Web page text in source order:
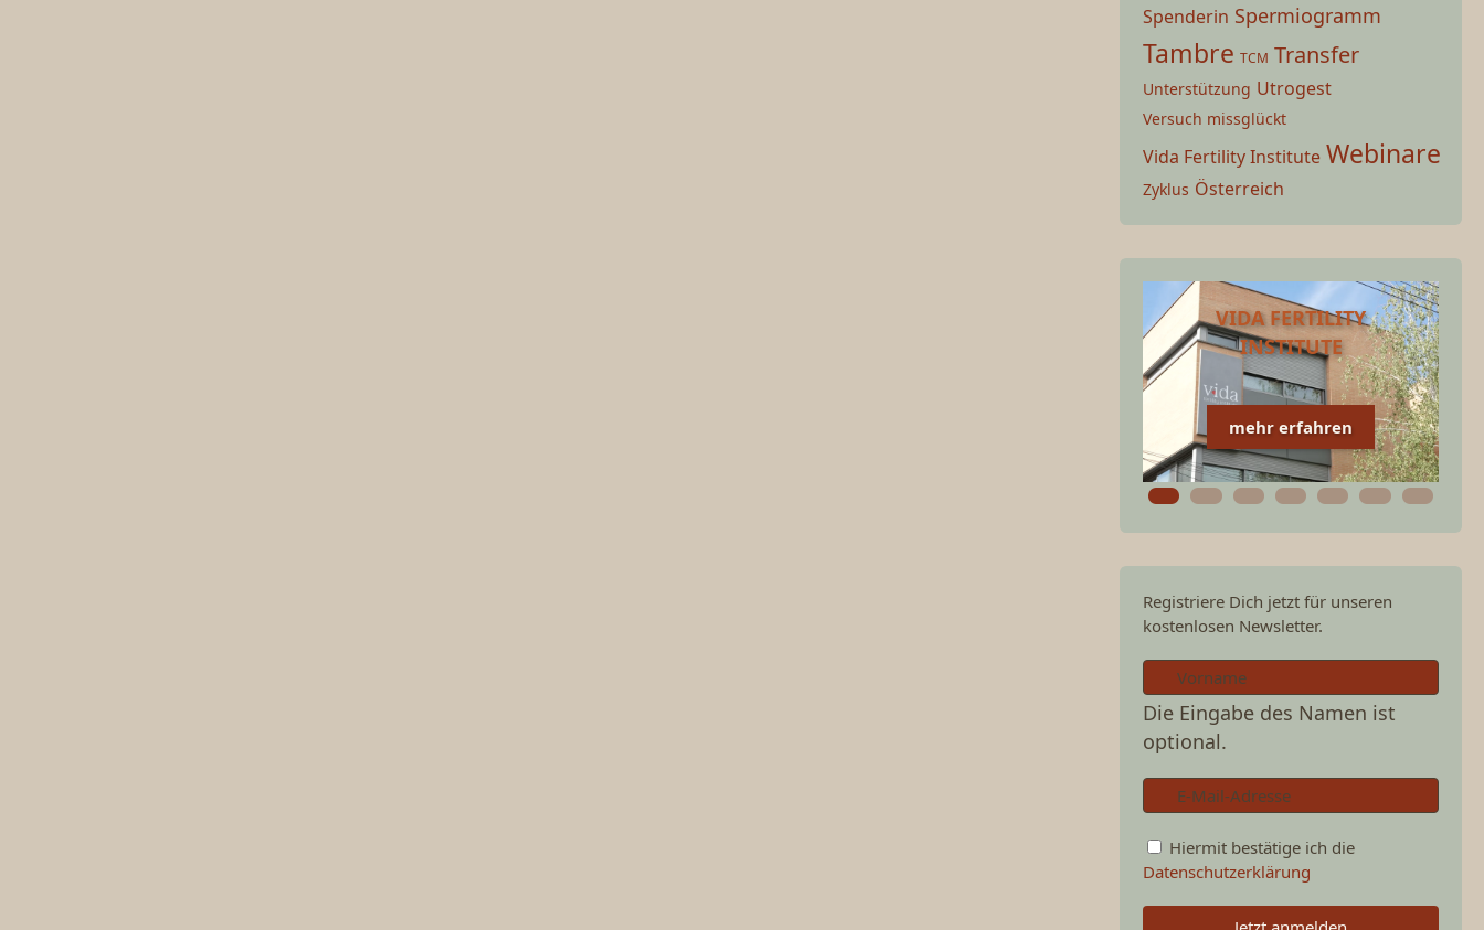
Spenderin Spermiogramm
Tambre TCM Transfer
Unterstützung Utrogest
Versuch missglückt
Vida Fertility Institute Webinare
Zyklus Österreich
VIDA FERTILITY
INSTITUTE
mehr erfahren
Registriere Dich jetzt für unseren
kostenlosen Newsletter.
Die Eingabe des Namen ist
optional.
Hiermit bestätige ich die
Datenschutzerklärung